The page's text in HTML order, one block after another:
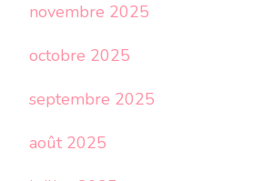
novembre 2025
octobre 2025
septembre 2025
août 2025